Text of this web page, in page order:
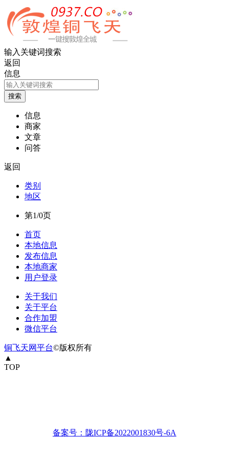
输入关键词搜索
返回
信息
信息
商家
文章
问答
返回
类别
地区
第1/0页
首页
本地信息
发布信息
本地商家
用户登录
关于我们
关于平台
合作加盟
微信平台
备案号：陇ICP备2022001830号-6A
铜飞天网平台©版权所有
▲
TOP